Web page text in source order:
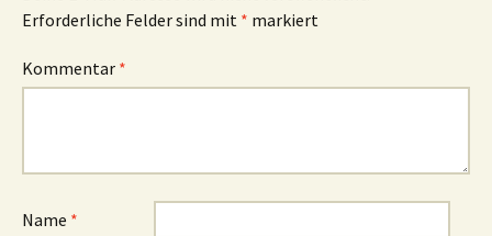
Erforderliche Felder sind mit * markiert
Kommentar *
Name *